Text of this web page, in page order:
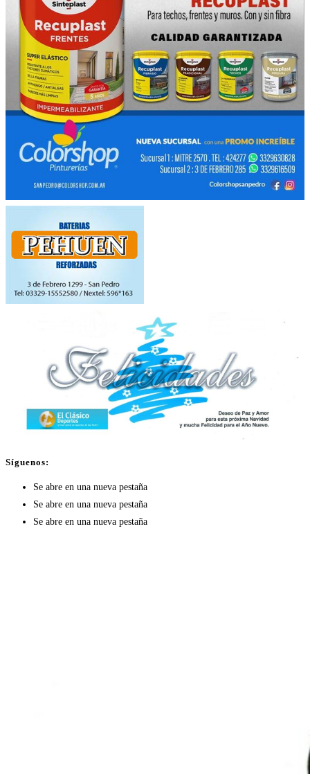
Síguenos:
Se abre en una nueva pestaña
Se abre en una nueva pestaña
Se abre en una nueva pestaña